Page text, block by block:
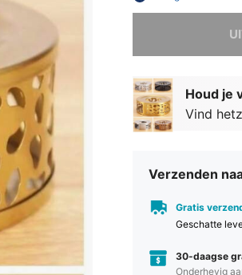
Houd je
Vind
Verzenden
Gratis
Geschatte
30-daagse
Onderhevig